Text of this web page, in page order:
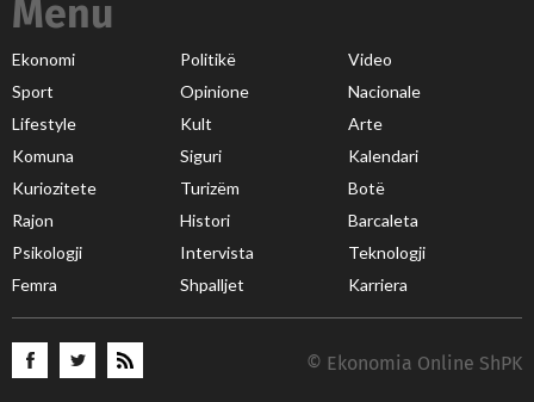
Menu
Ekonomi Politikë
Video
Sport
Opinione
Nacionale
Lifestyle
Kult
Arte
Komuna
Siguri
Kalendari
Kuriozitete
Turizëm
Botë
Rajon
Histori
Barcaleta
Psikologji
Intervista
Teknologji
Femra
Shpalljet Karriera
© Ekonomia Online ShPK